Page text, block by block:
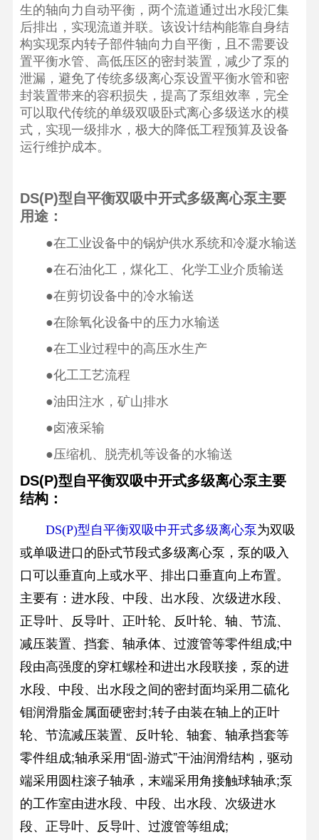
生的轴向力自动平衡，两个流道通过出水段汇集
后排出，实现流道并联。该设计结构能靠自身结
构实现泵内转子部件轴向力自平衡，且不需要设
置平衡水管、高低压区的密封装置，减少了泵的
泄漏，避免了传统多级离心泵设置平衡水管和密
封装置带来的容积损失，提高了泵组效率，完全
可以取代传统的单级双吸卧式离心多级送水的模
式，实现一级排水，极大的降低工程预算及设备
运行维护成本。
DS(P)型自平衡双吸中开式多级离心泵主要
用途：
●在工业设备中的锅炉供水系统和冷凝水输送
●在石油化工，煤化工、化学工业介质输送
●在剪切设备中的冷水输送
●在除氧化设备中的压力水输送
●在工业过程中的高压水生产
●化工工艺流程
●油田注水，矿山排水
●卤液采输
●压缩机、脱壳机等设备的水输送
DS(P)型自平衡双吸中开式多级离心泵主要
结构：
DS(P)型自平衡双吸中开式多级离心泵为双吸
或单吸进口的卧式节段式多级离心泵，泵的吸入
口可以垂直向上或水平、排出口垂直向上布置。
主要有：进水段、中段、出水段、次级进水段、
正导叶、反导叶、正叶轮、反叶轮、轴、节流、
减压装置、挡套、轴承体、过渡管等零件组成;中
段由高强度的穿杠螺栓和进出水段联接，泵的进
水段、中段、出水段之间的密封面均采用二硫化
钼润滑脂金属面硬密封;转子由装在轴上的正叶
轮、节流减压装置、反叶轮、轴套、轴承挡套等
零件组成;轴承采用“固-游式”干油润滑结构，驱动
端采用圆柱滚子轴承，末端采用角接触球轴承;泵
的工作室由进水段、中段、出水段、次级进水
段、正导叶、反导叶、过渡管等组成;